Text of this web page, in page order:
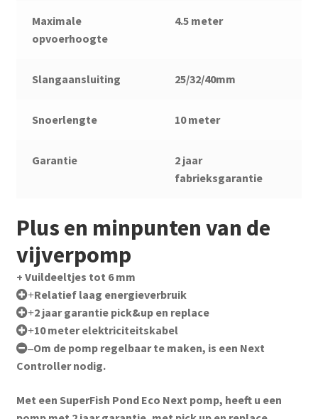
Maximale
opvoerhoogte
4.5 meter
Slangaansluiting 25/32/40mm
Snoerlengte 10 meter
Garantie
2 jaar
fabrieksgarantie
Plus en minpunten van de
vijverpomp
+ Vuildeeltjes tot 6 mm
+Relatief laag energieverbruik
+2 jaar garantie pick&up en replace
+10 meter elektriciteitskabel
–Om de pomp regelbaar te maken, is een Next
Controller nodig.
Met een SuperFish Pond Eco Next pomp, heeft u een